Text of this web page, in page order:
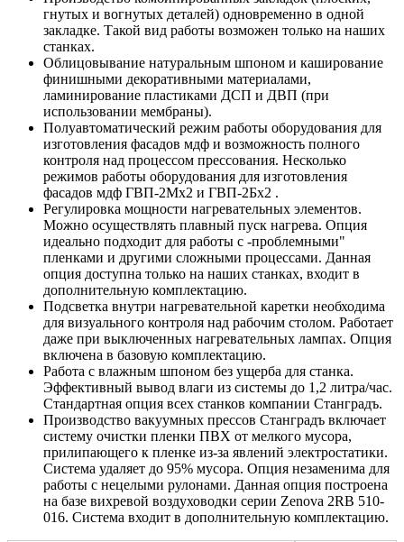
гнутых и вогнутых деталей) одновременно в одной
закладке. Такой вид работы возможен только на наших
станках.
Облицовывание натуральным шпоном и каширование
финишными декоративными материалами,
ламинирование пластиками ДСП и ДВП (при
использовании мембраны).
Полуавтоматический режим работы оборудования для
изготовления фасадов мдф и возможность полного
контроля над процессом прессования. Несколько
режимов работы оборудования для изготовления
фасадов мдф ГВП-2Мх2 и ГВП-2Бх2 .
Регулировка мощности нагревательных элементов.
Можно осуществлять плавный пуск нагрева. Опция
идеально подходит для работы с -проблемными"
пленками и другими сложными процессами. Данная
опция доступна только на наших станках, входит в
дополнительную комплектацию.
Подсветка внутри нагревательной каретки необходима
для визуального контроля над рабочим столом. Работает
даже при выключенных нагревательных лампах. Опция
включена в базовую комплектацию.
Работа с влажным шпоном без ущерба для станка.
Эффективный вывод влаги из системы до 1,2 литра/час.
Стандартная опция всех станков компании Станградъ.
Производство вакуумных прессов Станградъ включает
систему очистки пленки ПВХ от мелкого мусора,
прилипающего к пленке из-за явлений электростатики.
Система удаляет до 95% мусора. Опция незаменима для
работы с нецелыми рулонами. Данная опция построена
на базе вихревой воздуховодки серии Zenova 2RB 510-
016. Система входит в дополнительную комплектацию.